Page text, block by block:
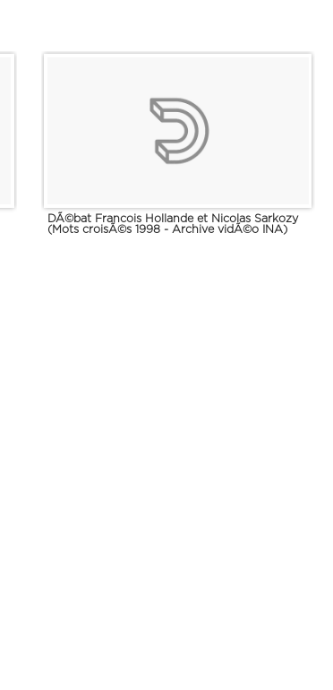
DÃ©bat Francois Hollande et Nicolas Sarkozy
(Mots croisÃ©s 1998 - Archive vidÃ©o INA)